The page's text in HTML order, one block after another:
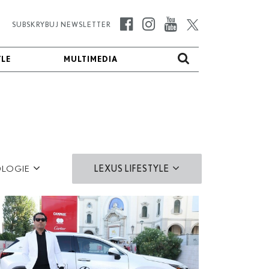
MULTIMEDIA
SUBSKRYBUJ NEWSLETTER
MULTIMEDIA
LEXUS LIFESTYLE
FOTO
VIDEO